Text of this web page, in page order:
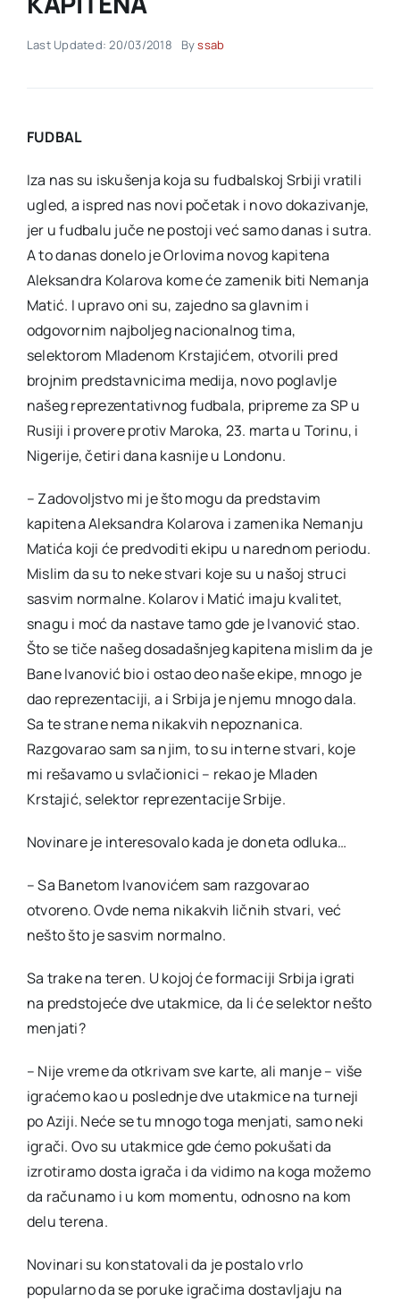
Akti SSAB
Last Updated: 20/03/2018 Byssab
FUDBAL
Iza nas su iskušenja koja su fudbalskoj Srbiji vratili
ugled, a ispred nas novi početak i novo dokazivanje,
jer u fudbalu juče ne postoji već samo danas i sutra.
A to danas donelo je Orlovima novog kapitena
Aleksandra Kolarova kome će zamenik biti Nemanja
Matić. I upravo oni su, zajedno sa glavnim i
odgovornim najboljeg nacionalnog tima,
selektorom Mladenom Krstajićem, otvorili pred
brojnim predstavnicima medija, novo poglavlje
našeg reprezentativnog fudbala, pripreme za SP u
Rusiji i provere protiv Maroka, 23. marta u Torinu, i
Nigerije, četiri dana kasnije u Londonu.
– Zadovoljstvo mi je što mogu da predstavim
kapitena Aleksandra Kolarova i zamenika Nemanju
Matića koji će predvoditi ekipu u narednom periodu.
Mislim da su to neke stvari koje su u našoj struci
sasvim normalne. Kolarov i Matić imaju kvalitet,
snagu i moć da nastave tamo gde je Ivanović stao.
Što se tiče našeg dosadašnjeg kapitena mislim da je
Bane Ivanović bio i ostao deo naše ekipe, mnogo je
dao reprezentaciji, a i Srbija je njemu mnogo dala.
Sa te strane nema nikakvih nepoznanica.
Razgovarao sam sa njim, to su interne stvari, koje
mi rešavamo u svlačionici – rekao je Mladen
Krstajić, selektor reprezentacije Srbije.
Novinare je interesovalo kada je doneta odluka…
– Sa Banetom Ivanovićem sam razgovarao
otvoreno. Ovde nema nikakvih ličnih stvari, već
nešto što je sasvim normalno.
Sa trake na teren. U kojoj će formaciji Srbija igrati
na predstojeće dve utakmice, da li će selektor nešto
menjati?
– Nije vreme da otkrivam sve karte, ali manje – više
igraćemo kao u poslednje dve utakmice na turneji
po Aziji. Neće se tu mnogo toga menjati, samo neki
igrači. Ovo su utakmice gde ćemo pokušati da
izrotiramo dosta igrača i da vidimo na koga možemo
da računamo i u kom momentu, odnosno na kom
delu terena.
Novinari su konstatovali da je postalo vrlo
popularno da se poruke igračima dostavljaju na